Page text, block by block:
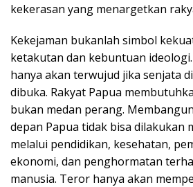
kekerasan yang menargetkan
Kekejaman bukanlah simbol
ketakutan dan kebuntuan
hanya akan terwujud jika senjata
dibuka. Rakyat Papua
bukan medan perang.
depan Papua tidak bisa dilakukan
melalui pendidikan, kesehatan,
ekonomi, dan penghormatan
manusia. Teror hanya akan